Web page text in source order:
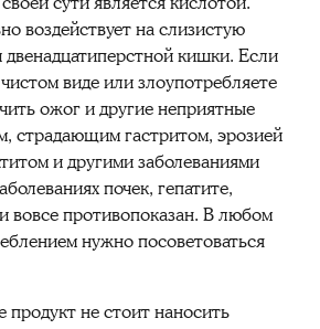
воздействует на слизистую
двенадцатиперстной кишки. Если
виде или злоупотребляете
ожог и другие неприятные
страдающим гастритом, эрозией
и другими заболеваниями
почек, гепатите,
вовсе противопоказан. В любом
нужно посоветоваться
не стоит наносить